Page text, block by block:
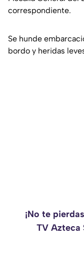
correspondiente.
Se hunde
bordo y heridas
¡No te
TV Azteca